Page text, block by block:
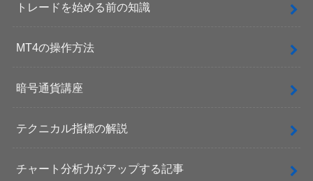
トレードを始める前の知識
MT4の操作方法
暗号通貨講座
テクニカル指標の解説
チャート分析力がアップする記事